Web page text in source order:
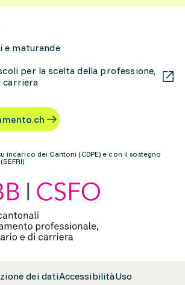
e maturande
per la scelta della professione,
carriera
incarico dei Cantoni (CDPE) e con il sostegno
dei datiAccessibilitàUso